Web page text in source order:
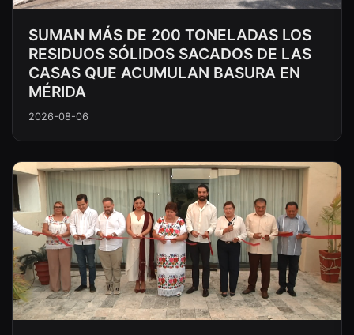
SUMAN MÁS DE 200 TONELADAS LOS
RESIDUOS SÓLIDOS SACADOS DE LAS
CASAS QUE ACUMULAN BASURA EN
MÉRIDA
2026-08-06